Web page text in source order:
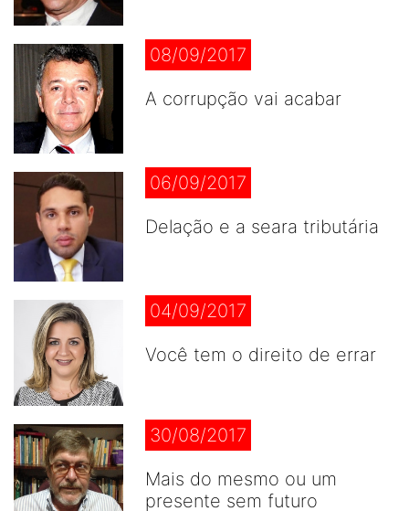
08/09/2017
A corrupção vai acabar
06/09/2017
Delação e a seara tributária
04/09/2017
Você tem o direito de errar
30/08/2017
Mais do mesmo ou um
presente sem futuro